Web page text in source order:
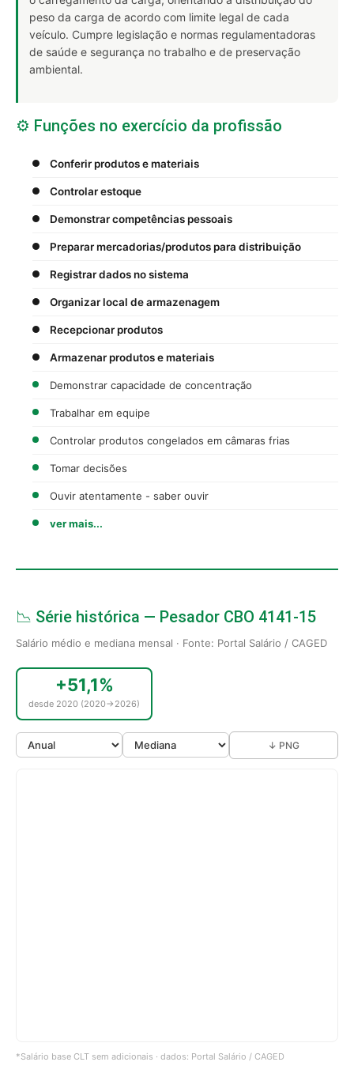
peso da carga de acordo com limite legal de cada
veículo. Cumpre legislação e normas regulamentadoras
de saúde e segurança no trabalho e de preservação
ambiental.
⚙️ Funções no exercício da profissão
Conferir produtos e materiais
Controlar estoque
Demonstrar competências pessoais
Preparar mercadorias/produtos para distribuição
Registrar dados no sistema
Organizar local de armazenagem
Recepcionar produtos
Armazenar produtos e materiais
Demonstrar capacidade de concentração
Trabalhar em equipe
Controlar produtos congelados em câmaras frias
Tomar decisões
Ouvir atentamente - saber ouvir
ver mais...
📉 Série histórica — Pesador CBO 4141-15
Salário médio e mediana mensal · Fonte: Portal Salário / CAGED
+51,1%
desde 2020 (2020→2026)
↓ PNG
*Salário base CLT sem adicionais · dados: Portal Salário / CAGED